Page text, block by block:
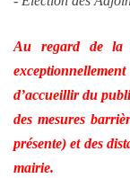
Au regard de la
d’accueillir du
des mesures
présente) et des
mairie.